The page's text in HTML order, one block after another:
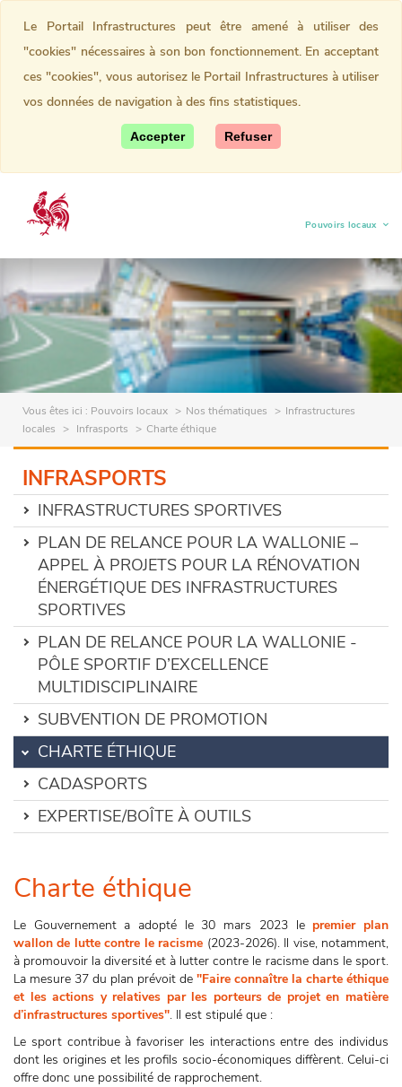
Pouvoirs locaux
(current)
Vous êtes ici : Pouvoirs locaux Nos thématiques
Infrastructures
locales
Infrasports Charte éthique
INFRASPORTS
INFRASTRUCTURES SPORTIVES
PLAN DE RELANCE POUR LA WALLONIE –
APPEL À PROJETS POUR LA RÉNOVATION
ÉNERGÉTIQUE DES INFRASTRUCTURES
SPORTIVES
PLAN DE RELANCE POUR LA WALLONIE -
PÔLE SPORTIF D’EXCELLENCE
MULTIDISCIPLINAIRE
SUBVENTION DE PROMOTION
CHARTE ÉTHIQUE
CADASPORTS
EXPERTISE/BOÎTE À OUTILS
Charte éthique
Le Gouvernement a adopté le 30 mars 2023 le premier plan
wallon de lutte contre le racisme (2023-2026). Il vise, notamment,
à promouvoir la diversité et à lutter contre le racisme dans le sport.
La mesure 37 du plan prévoit de "Faire connaître la charte éthique
et les actions y relatives par les porteurs de projet en matière
d’infrastructures sportives". Il est stipulé que :
Le sport contribue à favoriser les interactions entre des individus
dont les origines et les profils socio-économiques diffèrent. Celui-ci
offre donc une possibilité de rapprochement.
Le Portail Infrastructures peut être amené à utiliser des
"cookies" nécessaires à son bon fonctionnement. En acceptant
ces "cookies", vous autorisez le Portail Infrastructures à utiliser
vos données de navigation à des fins statistiques.
Accepter Refuser